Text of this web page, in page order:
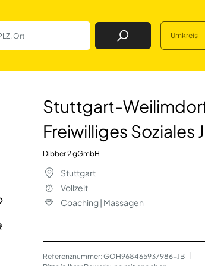
Job Finden Umkreis
Dibber-
Stuttgart-
Freiwilliges Soziales
Dibber 2 gGmbH
Stuttgart
Vollzeit
Coaching | Massagen
Referenznummer: GOH968465937986-JB